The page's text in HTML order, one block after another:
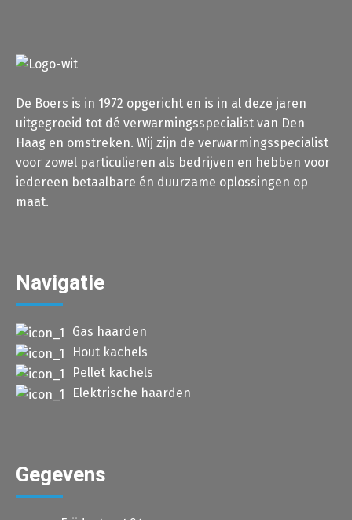
De Boers is in 1972 opgericht en is in al deze jaren
uitgegroeid tot dé verwarmingsspecialist van Den
Haag en omstreken. Wij zijn de verwarmingsspecialist
voor zowel particulieren als bedrijven en hebben voor
iedereen betaalbare én duurzame oplossingen op
maat.
Navigatie
Gas haarden
Hout kachels
Pellet kachels
Elektrische haarden
Gegevens